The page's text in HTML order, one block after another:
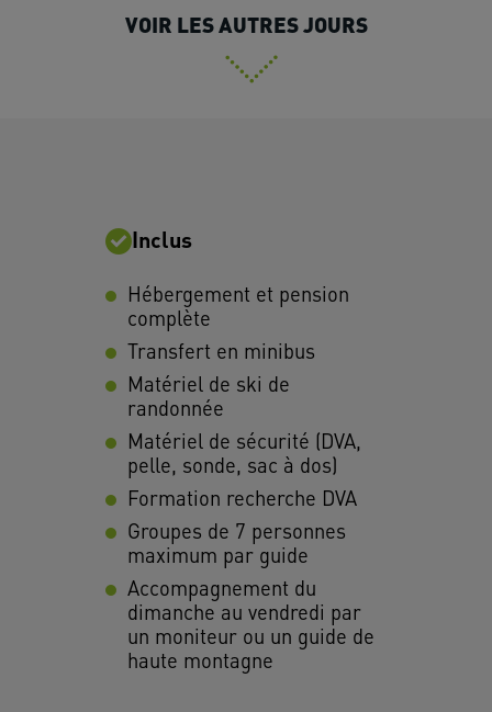
VOIR LES AUTRES JOURS
Inclus
Hébergement et pension
complète
Transfert en minibus
Matériel de ski de
randonnée
Matériel de sécurité (DVA,
pelle, sonde, sac à dos)
Formation recherche DVA
Groupes de 7 personnes
maximum par guide
Accompagnement du
dimanche au vendredi par
un moniteur ou un guide de
haute montagne